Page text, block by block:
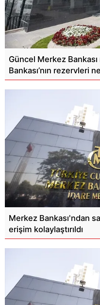
Güncel Merkez
Bankası’nın rezervleri
Merkez Bankası'ndan
erişim kolaylaştırıldı